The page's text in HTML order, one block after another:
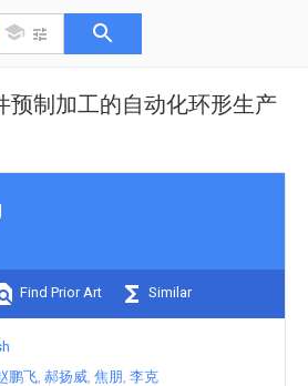
预制加工的自动化环形生产
Find Prior Art Similar
鹏飞 郝扬威 焦朋 李克